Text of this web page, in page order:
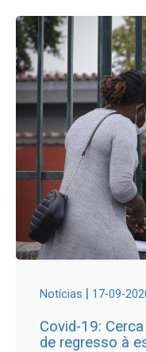
Notícias | 17-09-
Covid-19:
de regresso à